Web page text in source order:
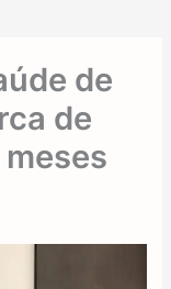
de
de